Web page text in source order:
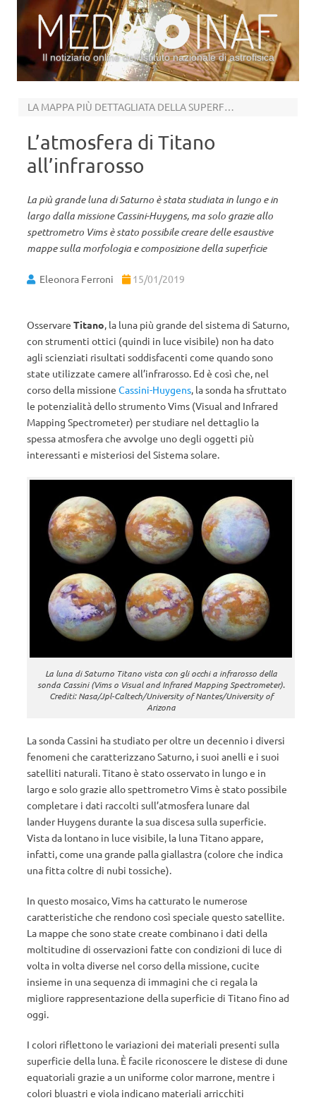
Il notiziario online dell’Istituto nazionale di astrofisica
LA MAPPA PIÙ DETTAGLIATA DELLA SUPERFICIE
L’atmosfera di Titano
all’infrarosso
La più grande luna di Saturno è stata studiata in lungo e in
largo dalla missione Cassini-Huygens, ma solo grazie allo
spettrometro Vims è stato possibile creare delle esaustive
mappe sulla morfologia e composizione della superficie
Eleonora Ferroni 15/01/2019
Osservare Titano, la luna più grande del sistema di Saturno,
con strumenti ottici (quindi in luce visibile) non ha dato
agli scienziati risultati soddisfacenti come quando sono
state utilizzate camere all’infrarosso. Ed è così che, nel
corso della missione Cassini-Huygens, la sonda ha sfruttato
le potenzialità dello strumento Vims (Visual and Infrared
Mapping Spectrometer) per studiare nel dettaglio la
spessa atmosfera che avvolge uno degli oggetti più
interessanti e misteriosi del Sistema solare.
La luna di Saturno Titano vista con gli occhi a infrarosso della
sonda Cassini (Vims o Visual and Infrared Mapping Spectrometer).
Crediti: Nasa/Jpl-Caltech/University of Nantes/University of
Arizona
La sonda Cassini ha studiato per oltre un decennio i diversi
fenomeni che caratterizzano Saturno, i suoi anelli e i suoi
satelliti naturali. Titano è stato osservato in lungo e in
largo e solo grazie allo spettrometro Vims è stato possibile
completare i dati raccolti sull’atmosfera lunare dal
lander Huygens durante la sua discesa sulla superficie.
Vista da lontano in luce visibile, la luna Titano appare,
infatti, come una grande palla giallastra (colore che indica
una fitta coltre di nubi tossiche).
In questo mosaico, Vims ha catturato le numerose
caratteristiche che rendono così speciale questo satellite.
La mappe che sono state create combinano i dati della
moltitudine di osservazioni fatte con condizioni di luce di
volta in volta diverse nel corso della missione, cucite
insieme in una sequenza di immagini che ci regala la
migliore rappresentazione della superficie di Titano fino ad
oggi.
I colori riflettono le variazioni dei materiali presenti sulla
superficie della luna. È facile riconoscere le distese di dune
equatoriali grazie a un uniforme color marrone, mentre i
colori bluastri e viola indicano materiali arricchiti